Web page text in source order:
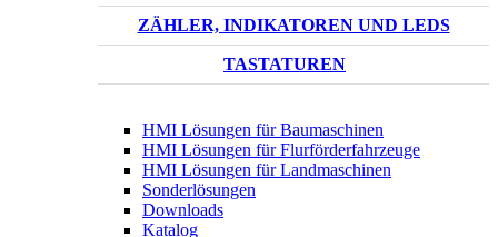
ZÄHLER, INDIKATOREN UND LEDS
TASTATUREN
HMI Lösungen für Baumaschinen
HMI Lösungen für Flurförderfahrzeuge
HMI Lösungen für Landmaschinen
Sonderlösungen
Downloads
Katalog